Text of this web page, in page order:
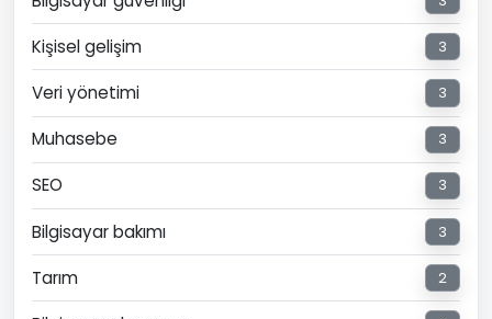
Kişisel gelişim 3
Veri yönetimi 3
Muhasebe 3
SEO 3
Bilgisayar bakımı 3
Tarım 2